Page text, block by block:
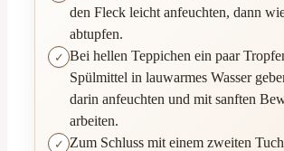
den Fleck leicht anfeuchten, dann
abtupfen.
Bei hellen Teppichen ein paar
Spülmittel in lauwarmes Wasser
darin anfeuchten und mit sanften
arbeiten.
Zum Schluss mit einem zweiten